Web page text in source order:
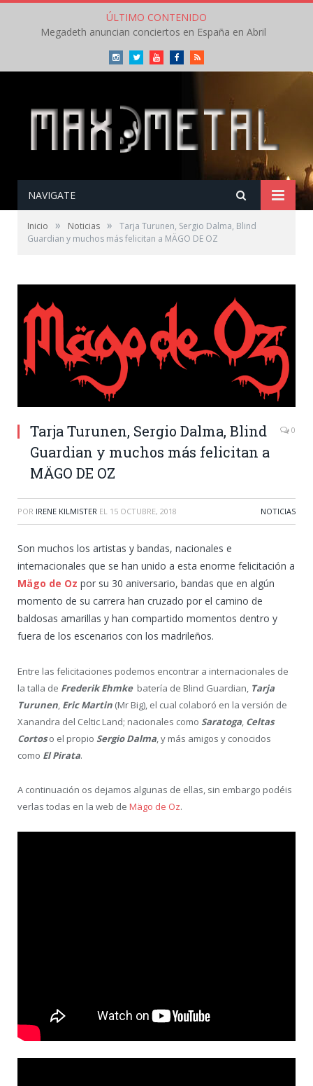
ÚLTIMO CONTENIDO
Megadeth anuncian conciertos en España en Abril
InstagramTwitterYoutubeFacebookRSS
NAVIGATE
Inicio » Noticias »
Tarja Turunen, Sergio Dalma, Blind
Guardian y muchos más felicitan a MÄGO DE OZ
Tarja Turunen, Sergio Dalma, Blind
Guardian y muchos más felicitan a
MÄGO DE OZ
0
POR IRENE KILMISTER EL 15 OCTUBRE, 2018 NOTICIAS
Son muchos los artistas y bandas, nacionales e
internacionales que se han unido a esta enorme felicitación a
Mägo de Oz por su 30 aniversario, bandas que en algún
momento de su carrera han cruzado por el camino de
baldosas amarillas y han compartido momentos dentro y
fuera de los escenarios con los madrileños.
Entre las felicitaciones podemos encontrar a internacionales de
la talla de Frederik Ehmkebatería de Blind Guardian, Tarja
Turunen, Eric Martin (Mr Big), el cual colaboró en la versión de
Xanandra del Celtic Land; nacionales como Saratoga, Celtas
Cortoso el propio Sergio Dalma, y más amigos y conocidos
como El Pirata.
A continuación os dejamos algunas de ellas, sin embargo podéis
verlas todas en la web de Mägo de Oz.